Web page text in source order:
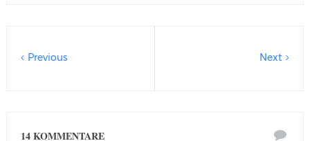
Next
Previous
14 KOMMENTARE